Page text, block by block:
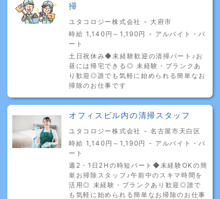
掃
ユタコロジー株式会社 - 大府市
時給 1,140円～1,190円 - アルバイト・パ
ート
土日祝休み◆未経験歓迎の清掃パート♪お
昼には帰宅できる◎ 未経験・ブランクあ
り歓迎◎誰でも気軽に始められる簡単なお
掃除のお仕事です
オフィスビル内の清掃スタッフ
ユタコロジー株式会社 - 名古屋市天白区
時給 1,140円～1,190円 - アルバイト・パ
ート
週2・1日2Hの時短パート◆未経験OKの簡
単お掃除スタッフ♪午前中のスキマ時間を
活用◎ 未経験・ブランクあり歓迎◎誰で
も気軽に始められる簡単なお掃除のお仕事